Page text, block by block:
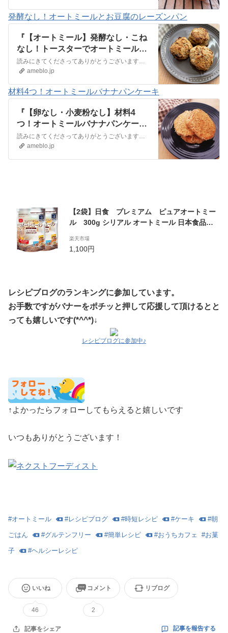
発酵なし！オートミールとお豆腐のレーズンパン
『【オートミール】発酵なし・こね
なし！トースターでオートミールと
お豆腐のレーズンパン』
ameblo.jp
材料4つ！オートミールバナナパンケーキ
『【卵なし・小麦粉なし】材料4
つ！オートミールバナナパンケー
キ』
ameblo.jp
【2袋】日食 プレミアム ピュアオートミー
ル 300g シリアル オートミール 日本食品製
【D】
楽天市場
1,100円
レシピブログのランキングに参加しています。
お手数ですがバナーをポチッと押して応援して頂けるとと
っても嬉しいです(*^^*)↓
レシピブログに参加中♪
↑よかったらフォローしてもらえると嬉しいです
いつもありがとうございます！
#オートミール #レシピブログ #時短レシピ #ケーキ #朝
ごはん #グルテンフリー #簡単レシピ #おうちカフェ #お菓
子 #ヘルシーレシピ
いいね
46
コメント
2
リブログ
記事をシェア 記事を報告する